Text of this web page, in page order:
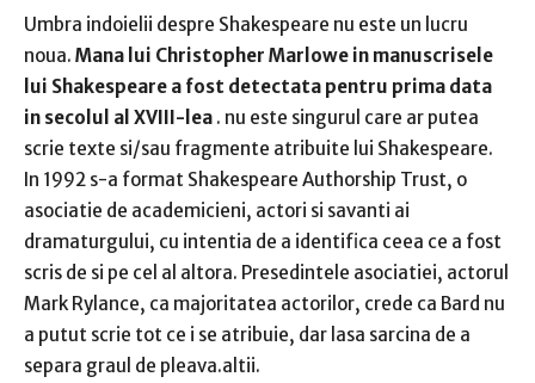
Umbra indoielii despre Shakespeare nu este un lucru
noua. Mana lui Christopher Marlowe in manuscrisele
lui Shakespeare a fost detectata pentru prima data
in secolul al XVIII-lea . nu este singurul care ar putea
scrie texte si/sau fragmente atribuite lui Shakespeare.
In 1992 s-a format Shakespeare Authorship Trust, o
asociatie de academicieni, actori si savanti ai
dramaturgului, cu intentia de a identifica ceea ce a fost
scris de si pe cel al altora. Presedintele asociatiei, actorul
Mark Rylance, ca majoritatea actorilor, crede ca Bard nu
a putut scrie tot ce i se atribuie, dar lasa sarcina de a
separa graul de pleava.altii.